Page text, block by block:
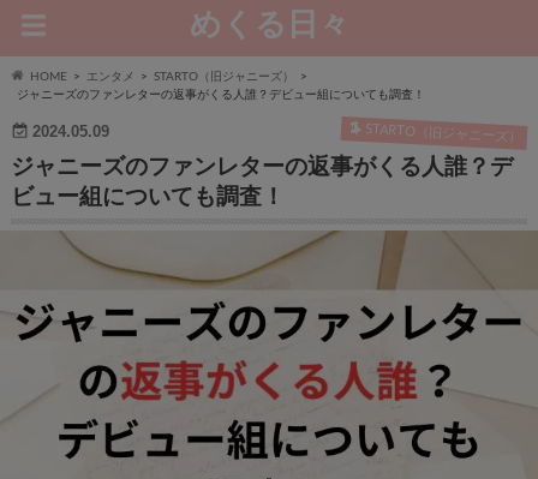
めくる日々
HOME エンタメ
STARTO（旧ジャニーズ）
ジャニーズのファンレターの返事がくる人誰？デビュー組についても調査！
2024.05.09 STARTO（旧ジャニーズ）
ジャニーズのファンレターの返事がくる人誰？デ
ビュー組についても調査！